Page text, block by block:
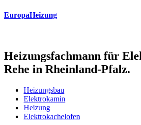
EuropaHeizung
Heizungsfachmann für
Rehe in Rheinland-Pfalz.
Heizungsbau
Elektrokamin
Heizung
Elektrokachelofen